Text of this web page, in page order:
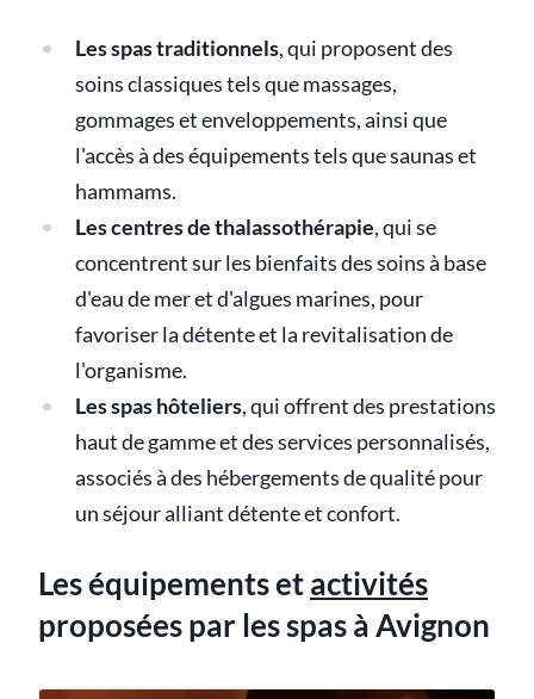
Les spas traditionnels, qui proposent des
soins classiques tels que massages,
gommages et enveloppements, ainsi que
l'accès à des équipements tels que saunas et
hammams.
Les centres de thalassothérapie, qui se
concentrent sur les bienfaits des soins à base
d'eau de mer et d'algues marines, pour
favoriser la détente et la revitalisation de
l'organisme.
Les spas hôteliers, qui offrent des prestations
haut de gamme et des services personnalisés,
associés à des hébergements de qualité pour
un séjour alliant détente et confort.
Les équipements etactivités
proposées par les spas à Avignon